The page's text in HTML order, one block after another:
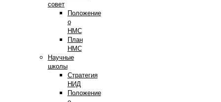
совет
Положение
о
НМС
План
НМС
Научные
школы
Стратегия
НИД
Положение